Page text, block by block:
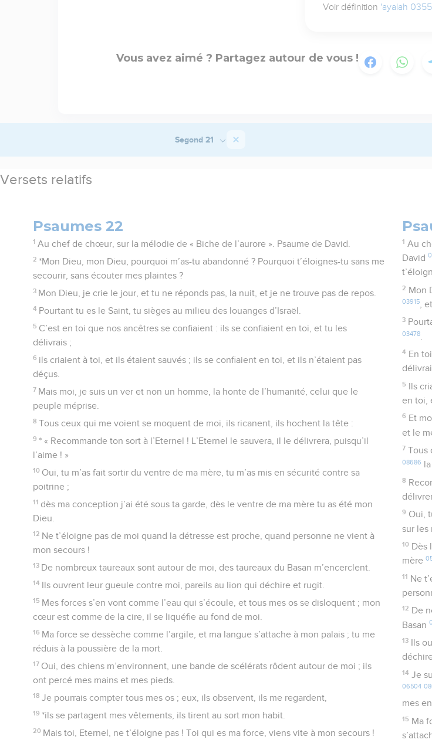
Voir définition 'ayalah 0355
Vous avez aimé ? Partagez autour de vous !
Segond 21
Versets relatifs
Psaumes 22
1 Au chef de chœur, sur la mélodie de « Biche de l’aurore ». Psaume de David.
2 *Mon Dieu, mon Dieu, pourquoi m’as-tu abandonné ? Pourquoi t’éloignes-tu sans me
secourir, sans écouter mes plaintes ?
3 Mon Dieu, je crie le jour, et tu ne réponds pas, la nuit, et je ne trouve pas de repos.
4 Pourtant tu es le Saint, tu sièges au milieu des louanges d’Israël.
5 C’est en toi que nos ancêtres se confiaient : ils se confiaient en toi, et tu les
délivrais ;
6 ils criaient à toi, et ils étaient sauvés ; ils se confiaient en toi, et ils n’étaient pas
déçus.
7 Mais moi, je suis un ver et non un homme, la honte de l’humanité, celui que le
peuple méprise.
8 Tous ceux qui me voient se moquent de moi, ils ricanent, ils hochent la tête :
9 * « Recommande ton sort à l’Eternel ! L’Eternel le sauvera, il le délivrera, puisqu’il
l’aime ! »
10 Oui, tu m’as fait sortir du ventre de ma mère, tu m’as mis en sécurité contre sa
poitrine ;
11 dès ma conception j’ai été sous ta garde, dès le ventre de ma mère tu as été mon
Dieu.
12 Ne t’éloigne pas de moi quand la détresse est proche, quand personne ne vient à
mon secours !
13 De nombreux taureaux sont autour de moi, des taureaux du Basan m’encerclent.
14 Ils ouvrent leur gueule contre moi, pareils au lion qui déchire et rugit.
15 Mes forces s’en vont comme l’eau qui s’écoule, et tous mes os se disloquent ; mon
cœur est comme de la cire, il se liquéfie au fond de moi.
16 Ma force se dessèche comme l’argile, et ma langue s’attache à mon palais ; tu me
réduis à la poussière de la mort.
17 Oui, des chiens m’environnent, une bande de scélérats rôdent autour de moi ; ils
ont percé mes mains et mes pieds.
18 Je pourrais compter tous mes os ; eux, ils observent, ils me regardent,
19 *ils se partagent mes vêtements, ils tirent au sort mon habit.
20 Mais toi, Eternel, ne t’éloigne pas ! Toi qui es ma force, viens vite à mon secours !
1 Au
David
2 Mon
03915,
3
03478
4 En
5 Ils
en toi,
6 Et
et le
7 Tous
08686
8
9 Oui,
sur les
10 Dès
mère
11 Ne
12 De
Basan
13 Ils
14 Je
06504
mes
15 Ma